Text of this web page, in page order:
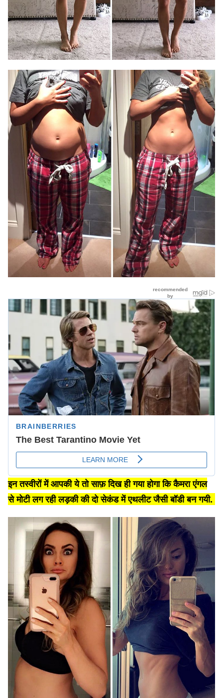
इन तस्वीरों में आपकी ये तो साफ़ दिख ही गया होगा कि कैमरा एंगल
से मोटी लग रही लड़की की दो सेकंड में एथलीट जैसी बॉडी बन गयी.